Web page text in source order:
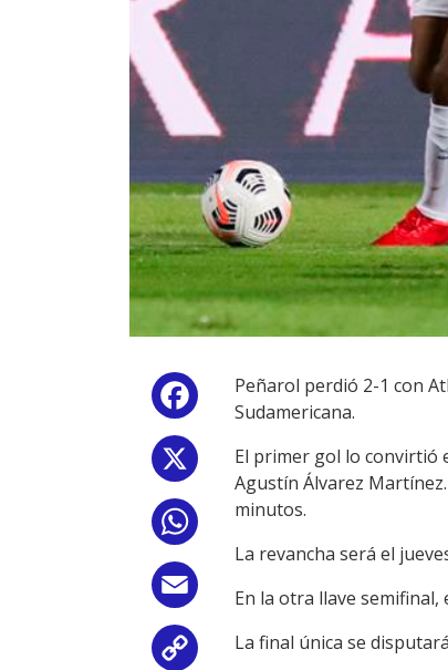
Facebook
Email
Copy
Peñarol perdió 2-1 con
Sudamericana.
El primer gol lo convirtió
Agustín Álvarez
minutos.
La revancha será el
En la otra llave
La final única se